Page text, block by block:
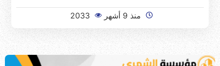
منذ 9 أشهر 2033